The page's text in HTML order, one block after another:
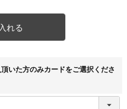
れる
いた方のみカードをご選択くださ